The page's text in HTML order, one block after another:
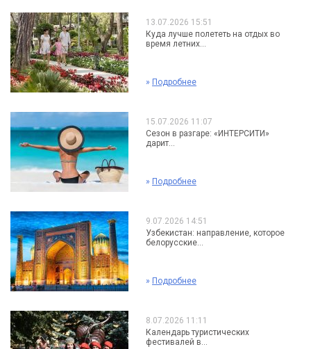
13.07.2026 15:51
Куда лучше полететь на отдых во
время летних...
» Подробнее
15.07.2026 11:07
Сезон в разгаре: «ИНТЕРСИТИ»
дарит...
» Подробнее
9.07.2026 14:51
Узбекистан: направление, которое
белорусские...
» Подробнее
8.07.2026 11:11
Календарь туристических
фестивалей в...